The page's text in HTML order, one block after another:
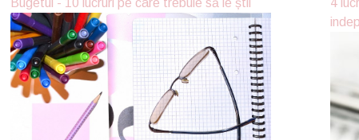
Bugetul - 10 lucruri pe care trebuie să le știi
4